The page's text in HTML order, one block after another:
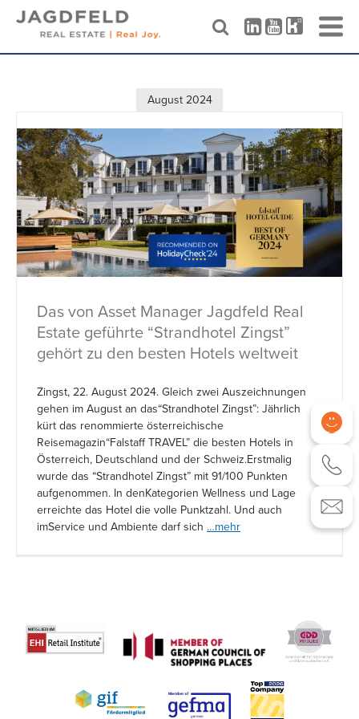
Skip
August 2024
Das von Asset Manager Jagdfeld Real
Estate geführte “Strandhotel Zingst”
gehört zu den besten Hotels weltweit
Zingst, 22. August 2024. Gleich zwei Auszeichnungen
gehen im August an das“Strandhotel Zingst”: Jährlich
kürt das renommierte österreichische
Reisemagazin“Falstaff TRAVEL” die besten Hotels in
Österreich, Deutschland und der Schweiz.Erstmalig
wurde das “Strandhotel Zingst” mit 91/100 Punkten
aufgenommen. In denKategorien Wellness und Lage
erreichte das Hotel die volle Punktzahl. Und auch
imService und Ambiente darf sich …mehr